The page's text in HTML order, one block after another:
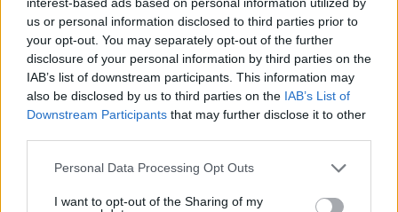
us or personal information disclosed to third parties prior to
your opt-out. You may separately opt-out of the further
disclosure of your personal information by third parties on the
IAB’s list of downstream participants. This information may
also be disclosed by us to third parties on the IAB’s List of
Downstream Participants that may further disclose it to other
Please note that this website/app uses one or more Google
not limited to your visit or usage behaviour. You may click to
Personal Data Processing Opt Outs
I want to opt-out of the Sharing of my
δες την ταινία η μάνα δεν αρνήτε τον γαμπρό
λόγω χρήματος αλλά λόγω βαθμού γιατί είναι
Υποπλοίαρχος και τις έχουν κάνει προξενιό
Πλοίαρχο. Ακόμα και σήμερα σ αυτά τα νησιά,
ειδικά στα μικρότερα, και επιστημών να είσαι
αν δεν είσαι Πλοίαρχος ή Μηχανικός δεν είσαι
κάτι για την τοπική κοινωνία. Γιατί όπως λέει κ η
μάνα "ζωή χωρίς παρά , ζωή χωρίς χαρά
".Δύσκολο να μπεις στο πνεύμα αν δεν είσαι
να μπούμε στο πνεύμα της στεριάς.